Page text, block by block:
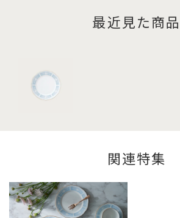
最近見た商品
関連特集